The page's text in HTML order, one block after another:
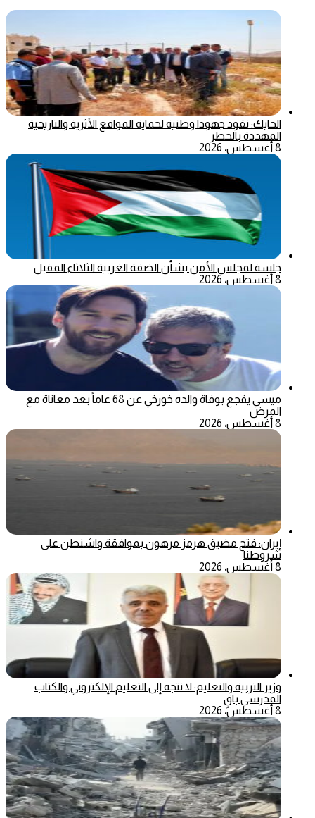
الحايك: نقود جهودا وطنية لحماية المواقع الأثرية والتاريخية
المهددة بالخطر
8 أغسطس، 2026
جلسة لمجلس الأمن بشأن الضفة الغربية الثلاثاء المقبل
8 أغسطس، 2026
ميسي يفجع بوفاة والده خورخي عن 68 عاماً بعد معاناة مع
المرض
8 أغسطس، 2026
إيران: فتح مضيق هرمز مرهون بموافقة واشنطن على
شروطنا
8 أغسطس، 2026
وزير التربية والتعليم: لا نتجه إلى التعليم الإلكتروني والكتاب
المدرسي باقٍ
8 أغسطس، 2026